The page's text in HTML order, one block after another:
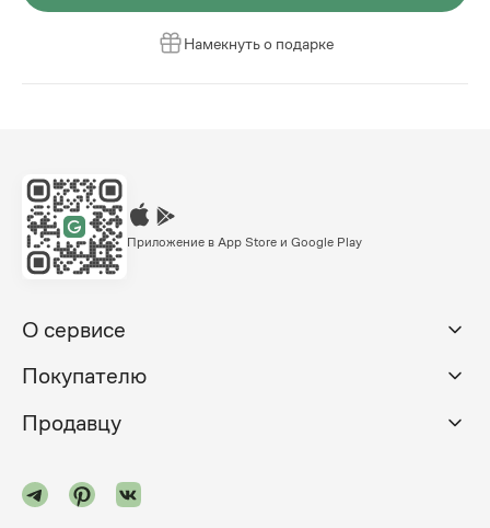
Намекнуть о подарке
Приложение в App Store и Google Play
О сервисе
Покупателю
Продавцу